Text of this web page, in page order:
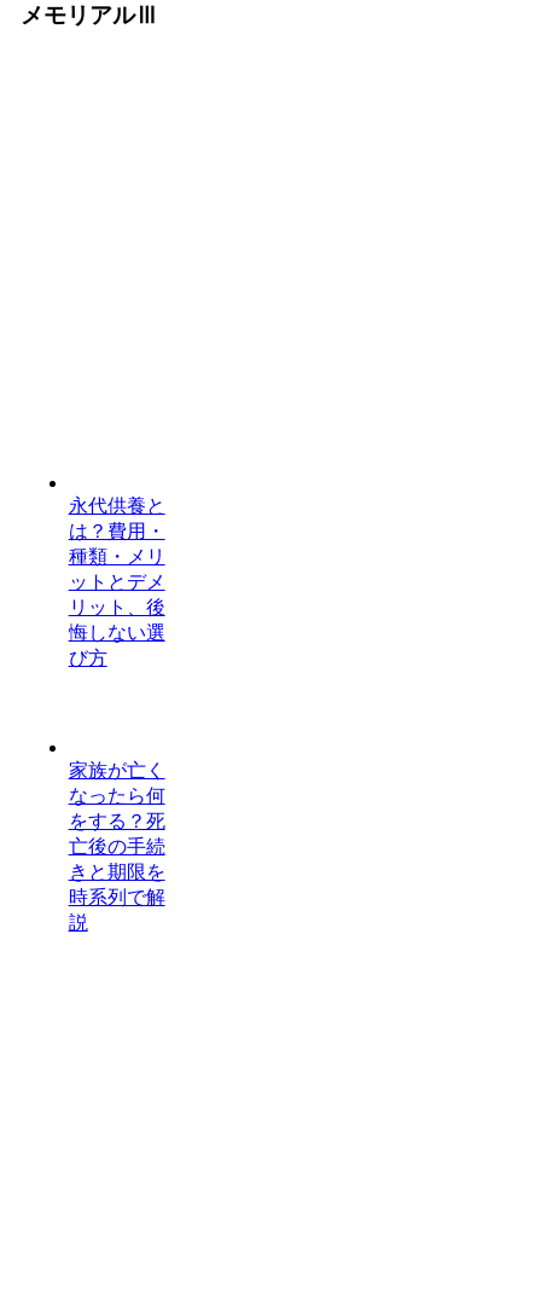
メモリアルⅢ
永代供養と
は？費用・
種類・メリ
ットとデメ
リット、後
悔しない選
び方
家族が亡く
なったら何
をする？死
亡後の手続
きと期限を
時系列で解
説